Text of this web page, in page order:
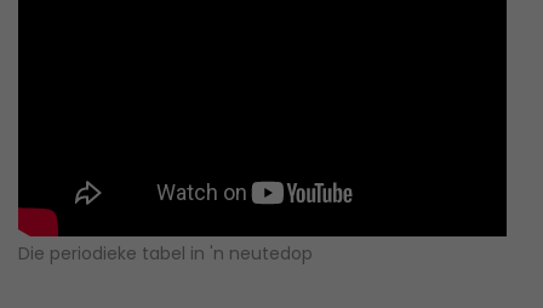
Die periodieke tabel in 'n neutedop